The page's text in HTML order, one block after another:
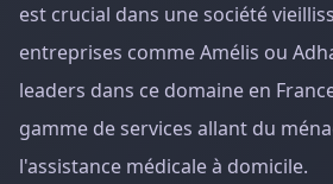
est crucial dans une société
entreprises comme Amélis ou
leaders dans ce domaine en
gamme de services allant du
l'assistance médicale à domicile.